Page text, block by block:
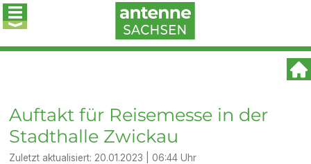
Auftakt für Reisemesse in der
Stadthalle Zwickau
Zuletzt aktualisiert: 20.01.2023 | 06:44 Uhr